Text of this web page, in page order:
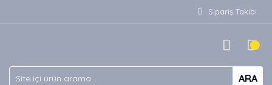
Sipariş Takibi
ARA